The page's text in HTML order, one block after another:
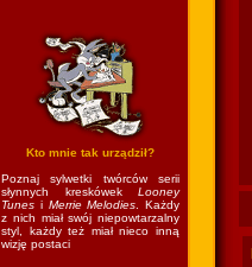
Kto mnie tak urządził?
Poznaj sylwetki twórców serii
słynnych kreskówek Looney
Tunes i Merrie Melodies . Każdy
z nich miał swój niepowtarzalny
styl, każdy też miał nieco inną
wizję postaci